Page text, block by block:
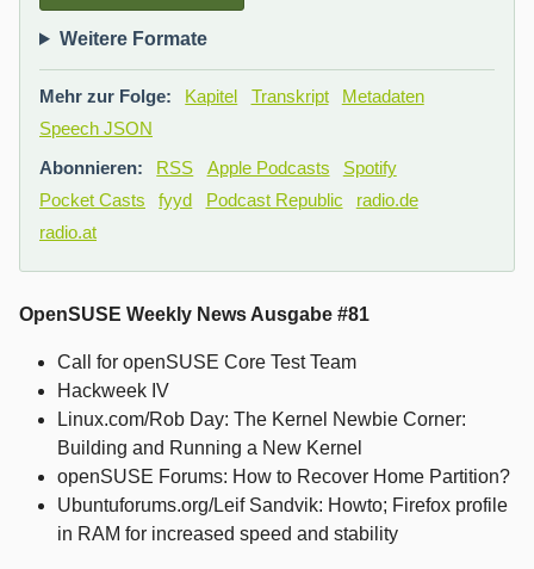
Weitere Formate
Mehr zur Folge: Kapitel Transkript
Metadaten
Speech JSON
Abonnieren:
RSS Apple Podcasts
Spotify
Pocket Casts
fyyd Podcast Republic
radio.de
radio.at
OpenSUSE Weekly News Ausgabe #81
Call for openSUSE Core Test Team
Hackweek IV
Linux.com/Rob Day: The Kernel Newbie Corner:
Building and Running a New Kernel
openSUSE Forums: How to Recover Home Partition?
Ubuntuforums.org/Leif Sandvik: Howto; Firefox profile
in RAM for increased speed and stability